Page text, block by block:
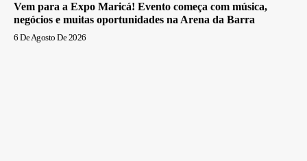
Vem para a Expo Maricá! Evento começa com música,
negócios e muitas oportunidades na Arena da Barra
6 De Agosto De 2026